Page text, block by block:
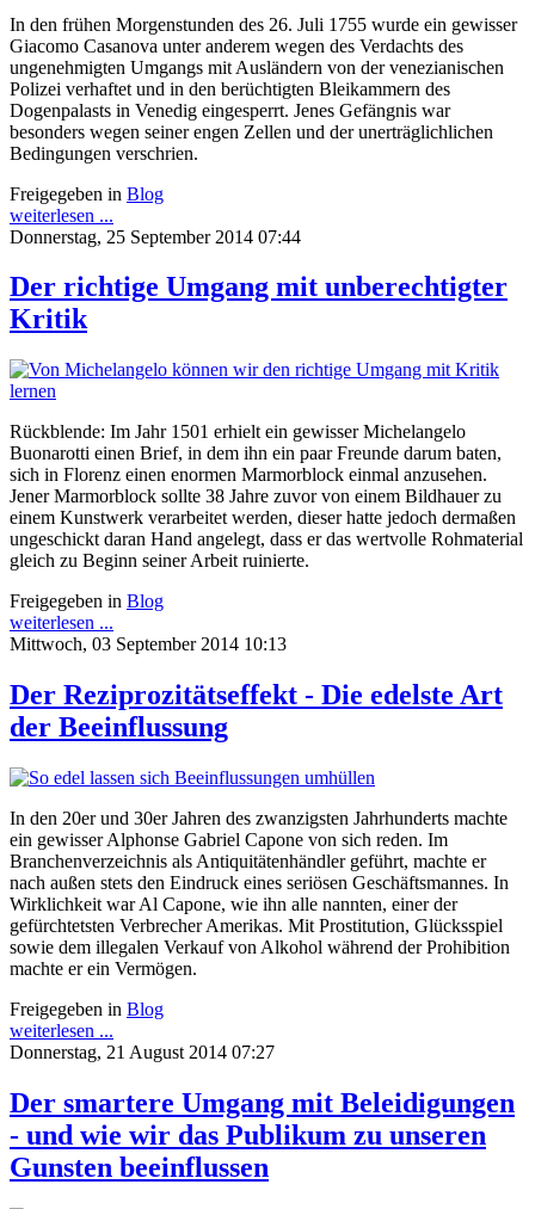
In den frühen Morgenstunden des 26. Juli 1755 wurde ein gewisser
Giacomo Casanova unter anderem wegen des Verdachts des
ungenehmigten Umgangs mit Ausländern von der venezianischen
Polizei verhaftet und in den berüchtigten Bleikammern des
Dogenpalasts in Venedig eingesperrt. Jenes Gefängnis war
besonders wegen seiner engen Zellen und der unerträglichlichen
Bedingungen verschrien.
Freigegeben in Blog
weiterlesen ...
Donnerstag, 25 September 2014 07:44
Der richtige Umgang mit unberechtigter
Kritik
Rückblende: Im Jahr 1501 erhielt ein gewisser Michelangelo
Buonarotti einen Brief, in dem ihn ein paar Freunde darum baten,
sich in Florenz einen enormen Marmorblock einmal anzusehen.
Jener Marmorblock sollte 38 Jahre zuvor von einem Bildhauer zu
einem Kunstwerk verarbeitet werden, dieser hatte jedoch dermaßen
ungeschickt daran Hand angelegt, dass er das wertvolle Rohmaterial
gleich zu Beginn seiner Arbeit ruinierte.
Freigegeben in Blog
weiterlesen ...
Mittwoch, 03 September 2014 10:13
Der Reziprozitätseffekt - Die edelste Art
der Beeinflussung
In den 20er und 30er Jahren des zwanzigsten Jahrhunderts machte
ein gewisser Alphonse Gabriel Capone von sich reden. Im
Branchenverzeichnis als Antiquitätenhändler geführt, machte er
nach außen stets den Eindruck eines seriösen Geschäftsmannes. In
Wirklichkeit war Al Capone, wie ihn alle nannten, einer der
gefürchtetsten Verbrecher Amerikas. Mit Prostitution, Glücksspiel
sowie dem illegalen Verkauf von Alkohol während der Prohibition
machte er ein Vermögen.
Freigegeben in Blog
weiterlesen ...
Donnerstag, 21 August 2014 07:27
Der smartere Umgang mit Beleidigungen
- und wie wir das Publikum zu unseren
Gunsten beeinflussen